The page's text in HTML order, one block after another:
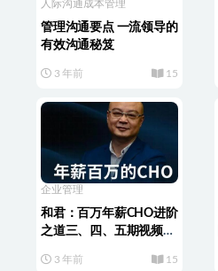
人际沟通成本管理
管理沟通要点 一流领导的
有效沟通秘笈
3 年前 15
企业管理
和君：百万年薪CHO进阶
之道三、四、五期视频合
3 年前 15